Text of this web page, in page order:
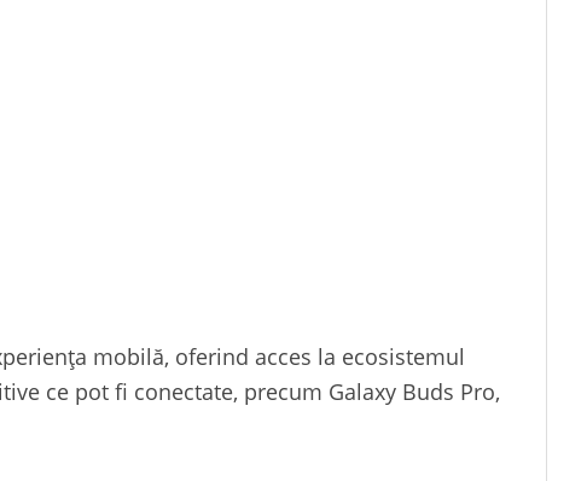
mobilă, oferind acces la ecosistemul
ce pot fi conectate, precum Galaxy Buds Pro,